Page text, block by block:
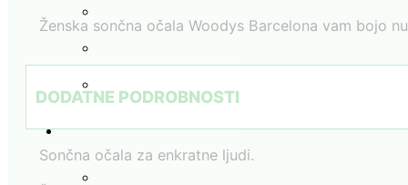
Ženska sončna očala Woodys Barcelona vam bojo
DODATNE PODROBNOSTI
Sončna očala za enkratne ljudi.